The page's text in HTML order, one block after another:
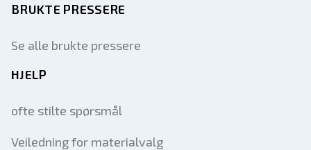
BRUKTE PRESSERE
Se alle brukte pressere
HJELP
ofte stilte spørsmål
Veiledning for materialvalg